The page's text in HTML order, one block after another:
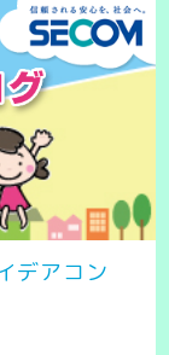
デアコン